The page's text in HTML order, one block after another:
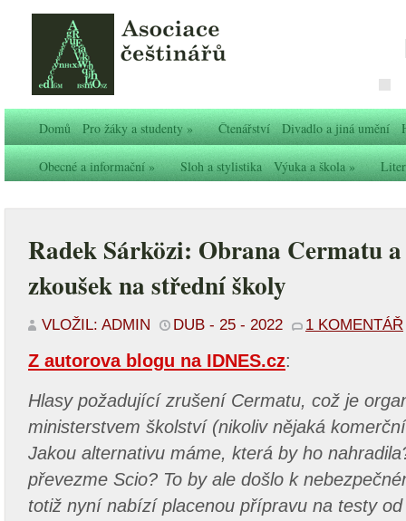
Domů Pro žáky a studenty» Čtenářství Divadlo a jiná umění
Obecné a informační» Sloh a stylistika Výuka a škola»
Radek Sárközi: Obrana Cermatu
zkoušek na střední školy
VLOŽIL: ADMIN DUB - 25 - 2022 1 KOMENTÁŘ
Z autorova blogu na IDNES.cz:
Hlasy požadující zrušení Cermatu, což je
ministerstvem školství (nikoliv nějaká
Jakou alternativu máme, která by ho
převezme Scio? To by ale došlo k
totiž nyní nabízí placenou přípravu na testy